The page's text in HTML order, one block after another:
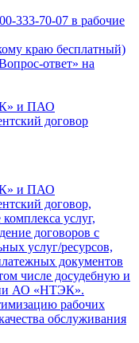
333-70-07 в рабочие
краю бесплатный)
ответ» на
и ПАО
договор
и ПАО
договор,
услуг,
договоров с
услуг/ресурсов,
документов
числе досудебную и
АО «НТЭК».
рабочих
обслуживания